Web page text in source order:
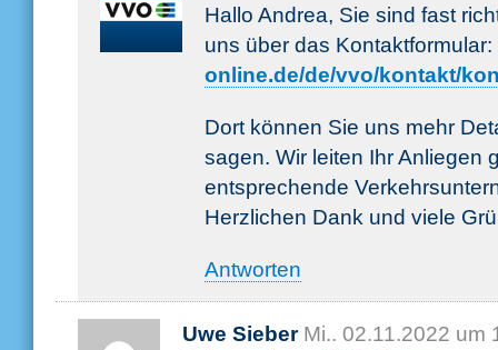
Hallo Andrea, Sie sind fast
uns über das Kontaktformular:
online.de/de/vvo/kontakt/
Dort können Sie uns mehr
sagen. Wir leiten Ihr Anliegen
entsprechende
Herzlichen Dank und viele
Antworten
Uwe Sieber Mi.. 02.11.2022 um